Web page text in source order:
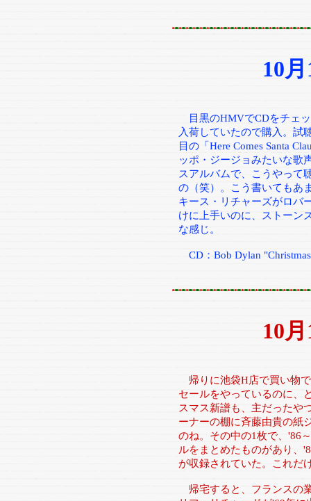
10
目黒のHMVでCDをチェ
入荷していたので購入。試
目の「Here Comes Santa
ッポ・ジージョみたいな歌
スアルバムで、こうやって
の（笑）。こう書いてもあ
キース・リチャーズがロバ
けに上手いのに、ストーン
な感じ。
CD：Bob Dylan
10
帰りに池袋H店で買い物
セールをやっているのに、
スマス新譜も、主だったや
ーナーの棚に斉藤由貴の紙
のね。その中の1枚で、'86
ルをまとめたものがあり、
が収録されていた。これだ
帰宅すると、フランスの